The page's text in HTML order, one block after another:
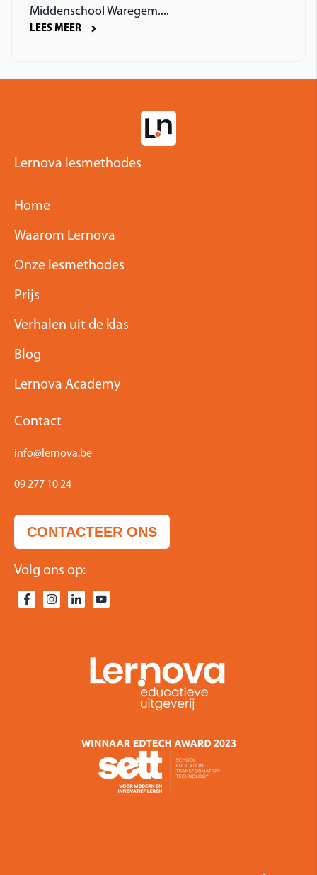
Middenschool Waregem....
LEES MEER
Lernova lesmethodes
Home
Waarom Lernova
Onze lesmethodes
Prijs
Verhalen uit de klas
Blog
Lernova Academy
Contact
info@lernova.be
09 277 10 24
CONTACTEER ONS
Volg ons op: